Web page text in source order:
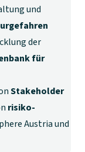
und
der
für
Stakeholder
risiko-
Austria und